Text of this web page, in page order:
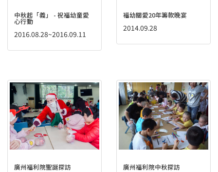
中秋起「義」 - 祝福幼童愛
心行動
2016.08.28~2016.09.11
福幼關愛20年籌款晚宴
2014.09.28
廣州福利院聖誕探訪 廣州福利院中秋探訪